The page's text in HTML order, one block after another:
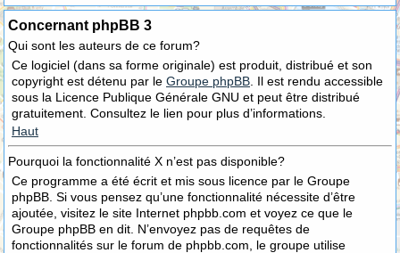
Concernant phpBB 3
Qui sont les auteurs de ce forum?
Ce logiciel (dans sa forme originale) est produit, distribué et son
copyright est détenu par le Groupe phpBB . Il est rendu accessible
sous la Licence Publique Générale GNU et peut être distribué
gratuitement. Consultez le lien pour plus d’informations.
Haut
Pourquoi la fonctionnalité X n’est pas disponible?
Ce programme a été écrit et mis sous licence par le Groupe
phpBB. Si vous pensez qu’une fonctionnalité nécessite d’être
ajoutée, visitez le site Internet phpbb.com et voyez ce que le
Groupe phpBB en dit. N’envoyez pas de requêtes de
fonctionnalités sur le forum de phpbb.com, le groupe utilise